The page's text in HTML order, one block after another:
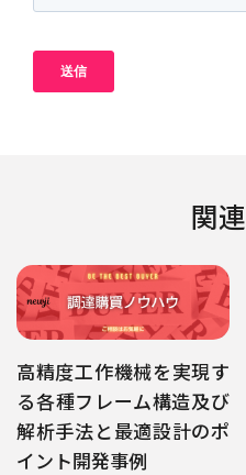
関
高精度工作機械を実現す
る各種フレーム構造及び
解析手法と最適設計のポ
イント開発事例